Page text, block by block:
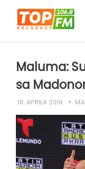
content
Maluma:
sa
18. APRILA 2019.